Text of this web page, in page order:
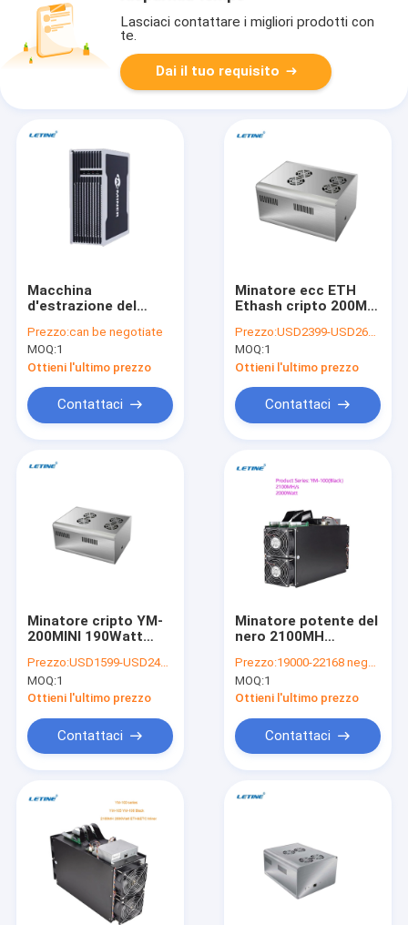
Prodotti
Video
Su di noi
Lasciaci contattare i migliori prodotti con
te.
Dai il tuo requisito
Macchina
d'estrazione del
di Jasminer X4-Q
1040Mh/S ETH ecc
Prezzo:can be negotiate
MOQ:1
Ottieni l'ultimo prezzo
Contattaci
Minatore ecc ETH
Ethash cripto 200MH
Ethereum ASIC per la
casa
Prezzo:USD2399-USD2699 negotiable
MOQ:1
Ottieni l'ultimo prezzo
Contattaci
Minatore cripto YM-
200MINI 190Watt
di ETH ecc a basso
rumore
Prezzo:USD1599-USD2499 negotiable
MOQ:1
Ottieni l'ultimo prezzo
Contattaci
Minatore potente del
nero 2100MH
di marca YM-100 di
YAMI
Prezzo:19000-22168 negotiable
MOQ:1
Ottieni l'ultimo prezzo
Contattaci